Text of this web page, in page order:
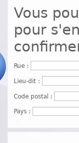
Vous
pour
Rue:
Lieu-dit:
Code postal :
Pays: